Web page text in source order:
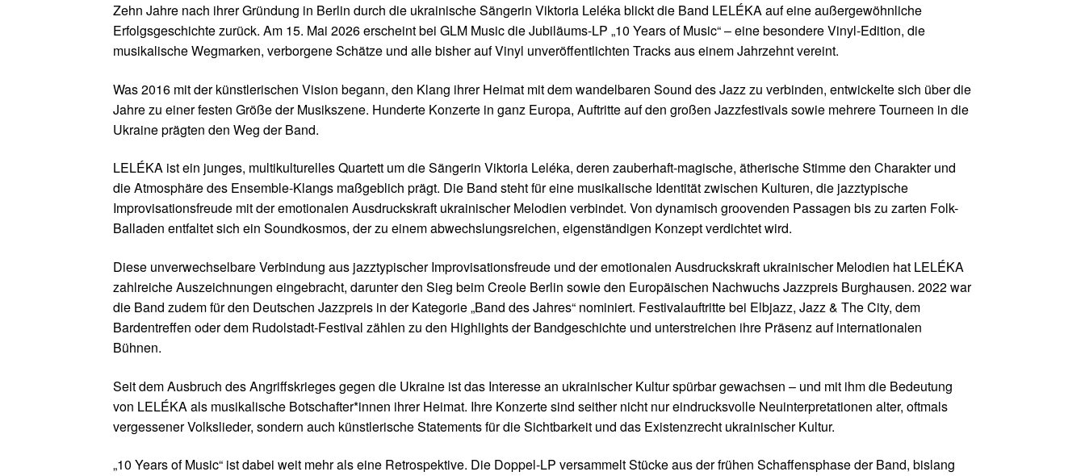
Zehn Jahre nach ihrer Gründung in Berlin durch die ukrainische Sängerin Viktoria Leléka blickt die Band LELÉKA auf eine außergewöhnliche
Erfolgsgeschichte zurück. Am 15. Mai 2026 erscheint bei GLM Music die Jubiläums-LP „10 Years of Music“ – eine besondere Vinyl-Edition, die
musikalische Wegmarken, verborgene Schätze und alle bisher auf Vinyl unveröffentlichten Tracks aus einem Jahrzehnt vereint.
Was 2016 mit der künstlerischen Vision begann, den Klang ihrer Heimat mit dem wandelbaren Sound des Jazz zu verbinden, entwickelte sich über die
Jahre zu einer festen Größe der Musikszene. Hunderte Konzerte in ganz Europa, Auftritte auf den großen Jazzfestivals sowie mehrere Tourneen in die
Ukraine prägten den Weg der Band.
LELÉKA ist ein junges, multikulturelles Quartett um die Sängerin Viktoria Leléka, deren zauberhaft-magische, ätherische Stimme den Charakter und
die Atmosphäre des Ensemble-Klangs maßgeblich prägt. Die Band steht für eine musikalische Identität zwischen Kulturen, die jazztypische
Improvisationsfreude mit der emotionalen Ausdruckskraft ukrainischer Melodien verbindet. Von dynamisch groovenden Passagen bis zu zarten Folk-
Balladen entfaltet sich ein Soundkosmos, der zu einem abwechslungsreichen, eigenständigen Konzept verdichtet wird.
Diese unverwechselbare Verbindung aus jazztypischer Improvisationsfreude und der emotionalen Ausdruckskraft ukrainischer Melodien hat LELÉKA
zahlreiche Auszeichnungen eingebracht, darunter den Sieg beim Creole Berlin sowie den Europäischen Nachwuchs Jazzpreis Burghausen. 2022 war
die Band zudem für den Deutschen Jazzpreis in der Kategorie „Band des Jahres“ nominiert. Festivalauftritte bei Elbjazz, Jazz & The City, dem
Bardentreffen oder dem Rudolstadt-Festival zählen zu den Highlights der Bandgeschichte und unterstreichen ihre Präsenz auf internationalen
Bühnen.
Seit dem Ausbruch des Angriffskrieges gegen die Ukraine ist das Interesse an ukrainischer Kultur spürbar gewachsen – und mit ihm die Bedeutung
von LELÉKA als musikalische Botschafter*innen ihrer Heimat. Ihre Konzerte sind seither nicht nur eindrucksvolle Neuinterpretationen alter, oftmals
vergessener Volkslieder, sondern auch künstlerische Statements für die Sichtbarkeit und das Existenzrecht ukrainischer Kultur.
„10 Years of Music“ ist dabei weit mehr als eine Retrospektive. Die Doppel-LP versammelt Stücke aus der frühen Schaffensphase der Band, bislang